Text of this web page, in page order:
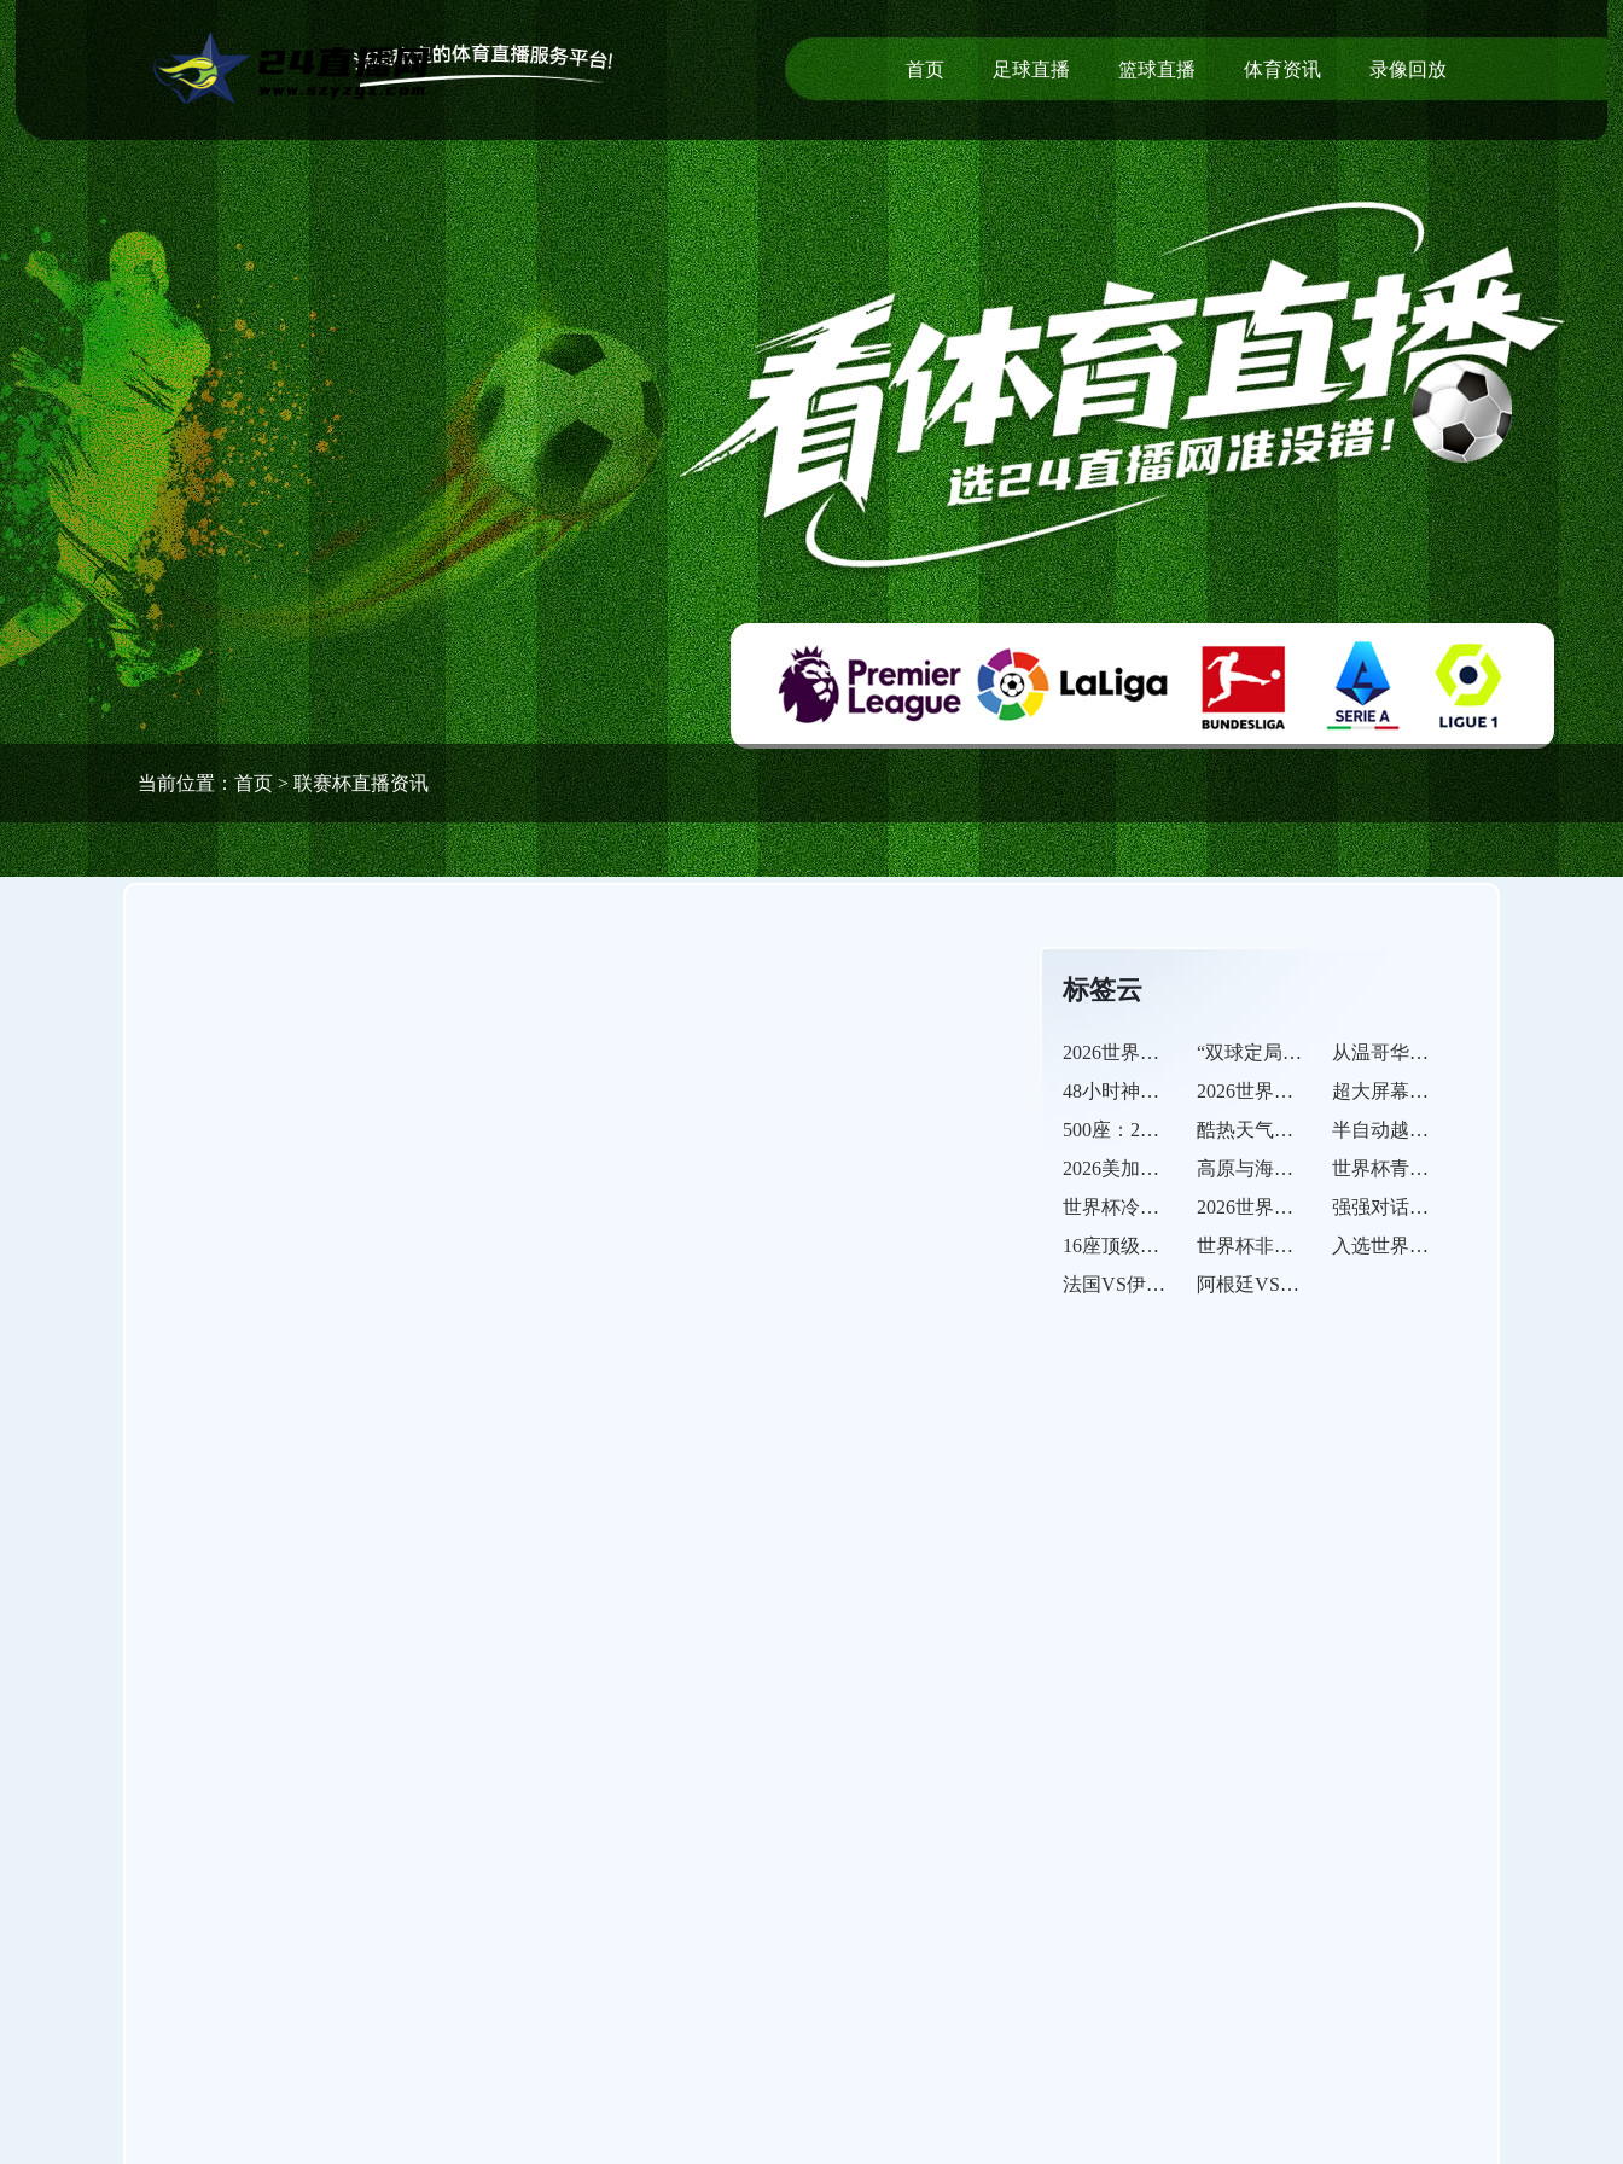
首页 足球直播 篮球直播 体育资讯 录像回放
当前位置：首页> 联赛杯直播资讯
标签云
2026世界杯革命：角度传感技术让越位判罚进入“毫米级时代” “双球定局：2026世界杯名额竞逐的胜负分水岭”
从温哥华到迈阿密：北美世界杯的经济红利与隐藏账单
48小时神迹：箭形地标蜕变为2026世界杯圣殿
2026世界杯北美高温赛场雾化降温系统效能评估：覆盖半径演化与前沿技术路径展望
超大屏幕的视觉误导：AT&T Stadium对门将决策的干扰机制分析
500座：2026世界杯声学环境与声场模拟评测
酷热天气下的世界杯补水策略：北美赛事暂停机制与规则详解
半自动越位判罚的技术演进：2026世界杯帧率解析与前瞻
2026美加墨世界杯：39天赛程下
高原与海平面的竞速：美加墨世界杯的生理适应挑战
世界杯青训启示：北美模式能否为中国足球破局？
世界杯冷知识：唯一一支从未缺席决赛圈的球队是？
2026世界杯淘汰赛赛程公布
强强对话一触即发
16座顶级球场静待足坛盛宴
世界杯非洲军团！摩洛哥塞内加尔埃及领衔
入选世界杯经典进球
法国VS伊拉克法国VS伊拉克直播
阿根廷VS奥地利阿根廷VS奥地利直播